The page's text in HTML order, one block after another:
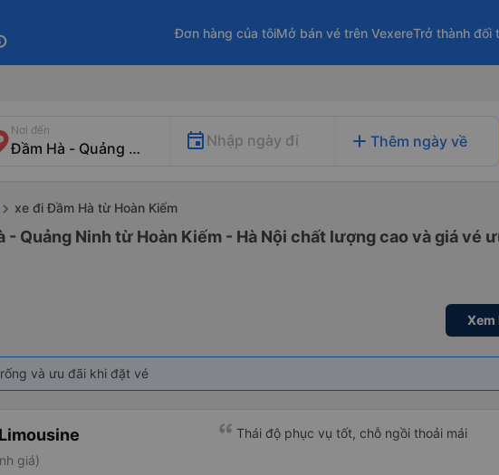
Đơn hàng của tôiMở bán vé trên VexereTrở thành đối
Nơi đến
Nhập ngày đi add Thêm ngày về
xe đi Đầm Hà từ Hoàn Kiếm
- Quảng Ninh từ Hoàn Kiếm - Hà Nội chất lượng cao và giá vé
và ưu đãi khi đặt vé
giá)
Thái độ phục vụ tốt, chỗ ngồi thoải mái